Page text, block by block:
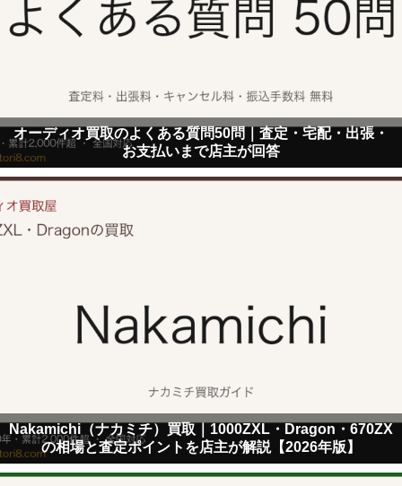
オーディオ買取のよくある質問50問｜査定・宅配・出張・
お支払いまで店主が回答
Nakamichi（ナカミチ）買取｜1000ZXL・Dragon・670ZX
の相場と査定ポイントを店主が解説【2026年版】